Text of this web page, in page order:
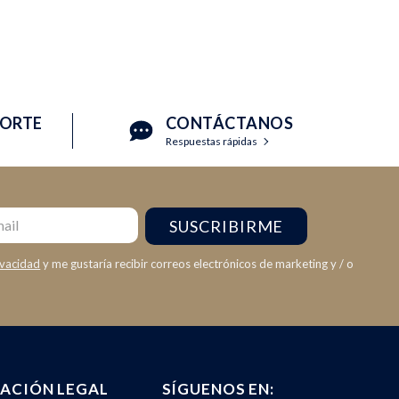
CONTÁCTANOS
Respuestas rápidas
SUSCRIBIRME
y me gustaría recibir correos electrónicos de marketing y / o
LEGAL SÍGUENOS EN: